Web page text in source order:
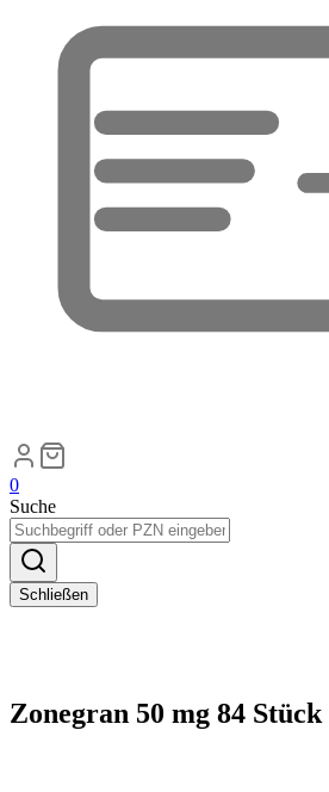
0
Suche
Schließen
Zonegran 50 mg 84 Stück